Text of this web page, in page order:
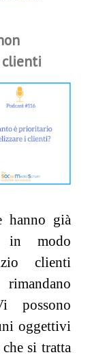
hanno già
in modo
clienti
possono
oggettivi
si tratta